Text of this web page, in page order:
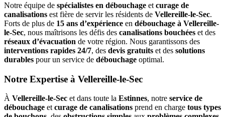
Notre équipe de spécialistes en débouchage et curage de
canalisations est fière de servir les résidents de Vellereille-le-Sec.
Forts de plus de 15 ans d’expérience en débouchage à Vellereille-
le-Sec, nous maîtrisons les défis des canalisations bouchées et des
réseaux d’évacuation de votre région. Nous garantissons des
interventions rapides 24/7, des devis gratuits et des solutions
durables pour un service de débouchage optimal.
Notre Expertise à Vellereille-le-Sec
À Vellereille-le-Sec et dans toute la Estinnes, notre service de
débouchage et curage de canalisations prend en charge tous types